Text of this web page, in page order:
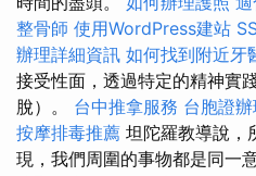
整骨師 使用WordPress建站
辦理詳細資訊 如何找到附近牙
接受性面，透過特定的精神實
脫）。 台中推拿服務 台胞證
按摩排毒推薦 坦陀羅教導說，
現，我們周圍的事物都是同一